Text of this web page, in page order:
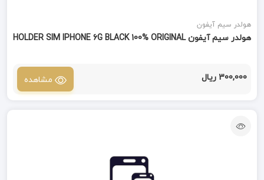
هولدر سیم آیفون
هولدر سیم آیفون HOLDER SIM IPHONE 6G BLACK 100% ORIGINAL
300,000 ریال مشاهده